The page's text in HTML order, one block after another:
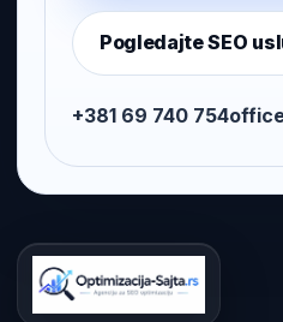
Pogledajte SEO
+381 69 740 754